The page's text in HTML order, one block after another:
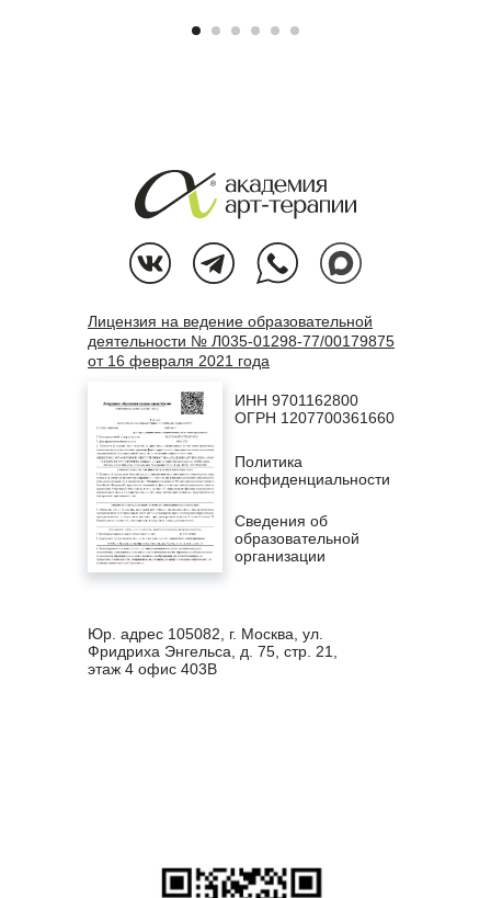
ИНН 9701162800
ОГРН 1207700361660
Сведения об
образовательной
организации
Лицензия на ведение образовательной
деятельности № Л035-01298-77/00179875
от 16 февраля 2021 года
Политика
конфиденциальности
Юр. адрес 105082, г. Москва, ул.
Фридриха Энгельса, д. 75, стр. 21,
этаж 4 офис 403В